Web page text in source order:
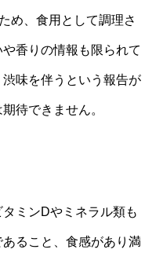
め、食用として調理さ
香りの情報も限られて
味を伴うという報告が
待できません。
ミンDやミネラル類も
ること、食感があり満